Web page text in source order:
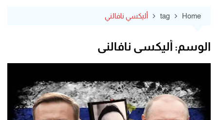
Home
tag أليكسي نافالني
الوسم: أليكسي نافالني